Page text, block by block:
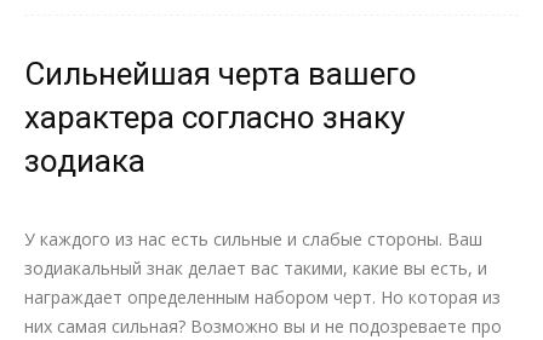
Сильнейшая черта вашего
характера согласно знаку
зодиака
У каждого из нас есть сильные и слабые стороны. Ваш
зодиакальный знак делает вас такими, какие вы есть, и
награждает определенным набором черт. Но которая из
них самая сильная? Возможно вы и не подозреваете про